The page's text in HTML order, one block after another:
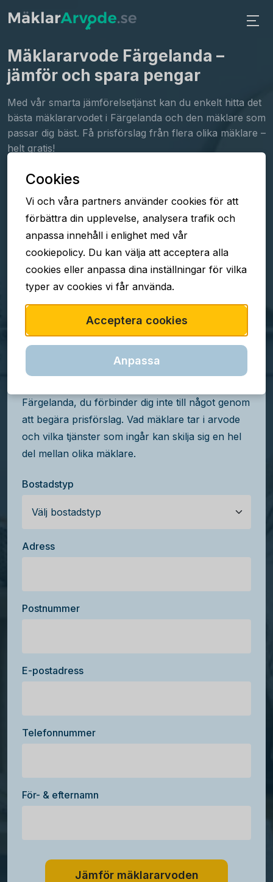
Mäklararvode Färgelanda –
jämför och spara pengar
Med vår smarta jämförelsetjänst kan du enkelt hitta det
bästa mäklararvodet i Färgelanda och den mäklare som
passar dig bäst. Få prisförslag från flera olika mäklare –
helt gratis!
Fyll i formuläret
Jämför arvoden
Välj mäklare
TJÄNSTEN ÄR GRATIS
Jämför mäklararvoden i
Färgelanda
Färgelanda, du förbinder dig inte till något genom
att begära prisförslag. Vad mäklare tar i arvode
och vilka tjänster som ingår kan skilja sig en hel
del mellan olika mäklare.
Bostadstyp
Adress
Postnummer
E-postadress
Telefonnummer
För- & efternamn
Jämför mäklararvoden
Cookies
Vi och våra partners använder cookies för att
förbättra din upplevelse, analysera trafik och
anpassa innehåll i enlighet med vår
cookiepolicy. Du kan välja att acceptera alla
cookies eller anpassa dina inställningar för vilka
typer av cookies vi får använda.
Acceptera cookies
Anpassa